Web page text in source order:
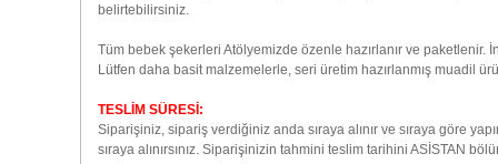
belirtebilirsiniz.
Tüm bebek şekerleri Atölyemizde özenle hazırlanır ve
Lütfen daha basit malzemelerle, seri üretim hazırlanmış muadil
TESLİM SÜRESİ:
Siparişiniz, sipariş verdiğiniz anda sıraya alınır ve sıraya göre
sıraya alınırsınız. Siparişinizin tahmini teslim tarihini ASİSTAN